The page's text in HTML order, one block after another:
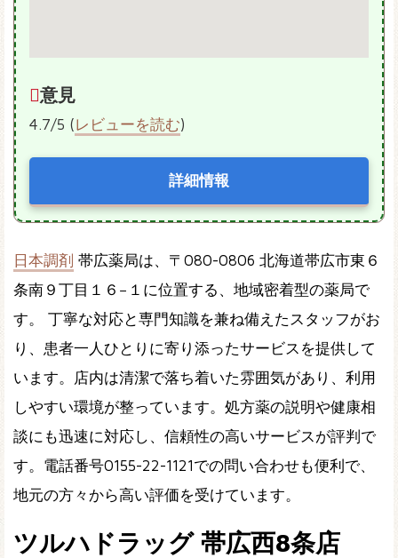
意見
4.7/5 (レビューを読む)
詳細情報
日本調剤 帯広薬局は、〒080-0806 北海道帯広市東６
条南９丁目１６−１に位置する、地域密着型の薬局で
す。 丁寧な対応と専門知識を兼ね備えたスタッフがお
り、患者一人ひとりに寄り添ったサービスを提供して
います。店内は清潔で落ち着いた雰囲気があり、利用
しやすい環境が整っています。処方薬の説明や健康相
談にも迅速に対応し、信頼性の高いサービスが評判で
す。電話番号0155-22-1121での問い合わせも便利で、
地元の方々から高い評価を受けています。
ツルハドラッグ 帯広西8条店